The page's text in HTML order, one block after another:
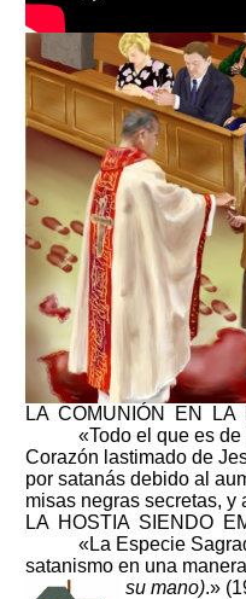
LA COMUNIÓN EN LA
«Todo el que es de
Corazón lastimado de
por satanás debido al
misas negras secretas,
LA HOSTIA SIENDO
«La Especie Sagrada,
satanismo en una
su mano).»